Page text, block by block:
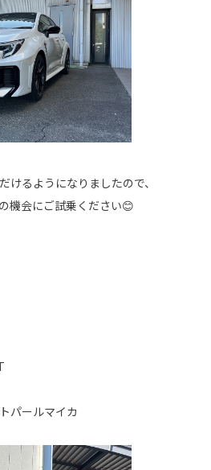
けるようになりましたので、
機会にご試乗ください😊
パールマイカ